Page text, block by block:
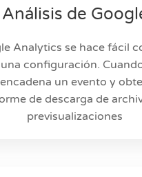
Análisis de
Analytics se hace fácil
configuración.
un evento y
de descarga de
previsualizaciones